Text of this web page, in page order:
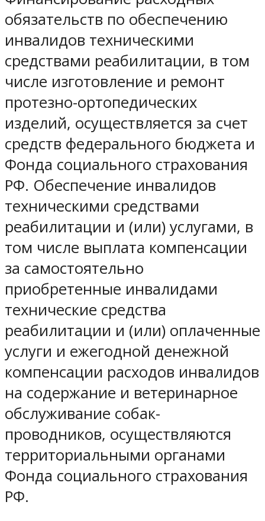
обязательств по обеспечению
инвалидов техническими
средствами реабилитации, в том
числе изготовление и ремонт
протезно-ортопедических
изделий, осуществляется за счет
средств федерального бюджета и
Фонда социального страхования
РФ. Обеспечение инвалидов
техническими средствами
реабилитации и (или) услугами, в
том числе выплата компенсации
за самостоятельно
приобретенные инвалидами
технические средства
реабилитации и (или) оплаченные
услуги и ежегодной денежной
компенсации расходов инвалидов
на содержание и ветеринарное
обслуживание собак-
проводников, осуществляются
территориальными органами
Фонда социального страхования
РФ.